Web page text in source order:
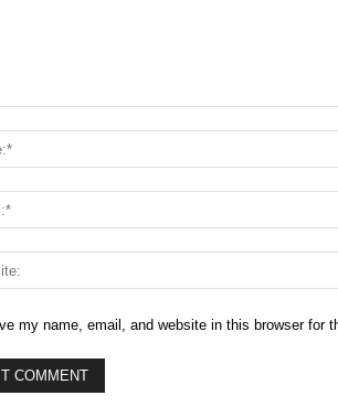
my name, email, and website in this browser for